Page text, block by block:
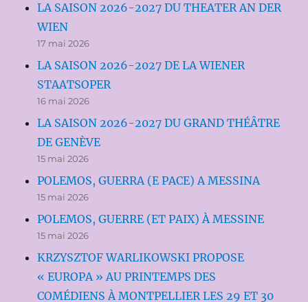
LA SAISON 2026-2027 DU THEATER AN DER
WIEN
17 mai 2026
LA SAISON 2026-2027 DE LA WIENER
STAATSOPER
16 mai 2026
LA SAISON 2026-2027 DU GRAND THÉÂTRE
DE GENÈVE
15 mai 2026
POLEMOS, GUERRA (E PACE) A MESSINA
15 mai 2026
POLEMOS, GUERRE (ET PAIX) À MESSINE
15 mai 2026
KRZYSZTOF WARLIKOWSKI PROPOSE
« EUROPA » AU PRINTEMPS DES
COMÉDIENS À MONTPELLIER LES 29 ET 30